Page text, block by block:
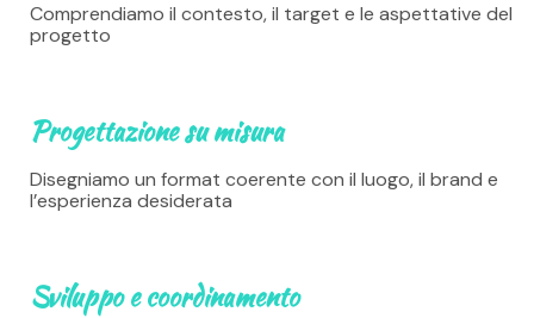
Comprendiamo il contesto, il target e le aspettative del
progetto
Progettazione su misura
Disegniamo un format coerente con il luogo, il brand e
l’esperienza desiderata
Sviluppo e coordinamento